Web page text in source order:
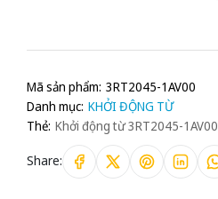
Mã sản phẩm: 3RT2045-1AV00
Danh mục: KHỞI ĐỘNG TỪ
Thẻ: Khởi động từ 3RT2045-1AV00
Share: